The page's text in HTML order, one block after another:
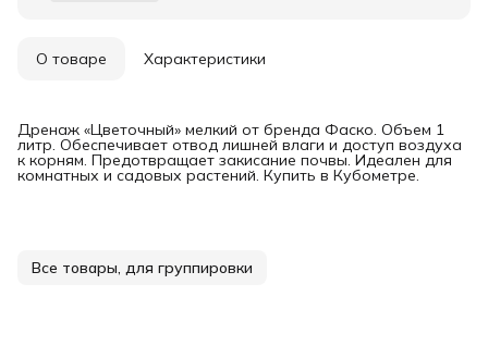
О товаре Характеристики
Дренаж «Цветочный» мелкий от бренда Фаско. Объем 1
литр. Обеспечивает отвод лишней влаги и доступ воздуха
к корням. Предотвращает закисание почвы. Идеален для
комнатных и садовых растений. Купить в Кубометре.
Все товары, для группировки